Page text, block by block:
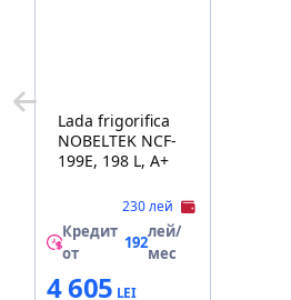
Lada frigorifica
NOBELTEK NCF-
199E, 198 L, A+
230 лей
Кредит
от
192
лей/
мес
4 605